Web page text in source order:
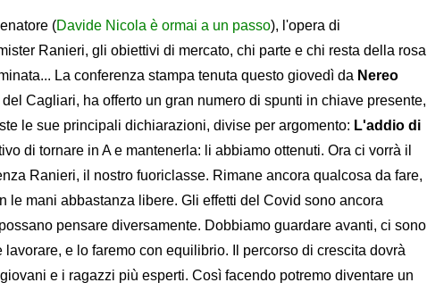
(Davide Nicola è ormai a un passo), l'opera di
Ranieri, gli obiettivi di mercato, chi parte e chi resta della rosa
La conferenza stampa tenuta questo giovedì da Nereo
Cagliari, ha offerto un gran numero di spunti in chiave presente,
le sue principali dichiarazioni, divise per argomento: L'addio di
di tornare in A e mantenerla: li abbiamo ottenuti. Ora ci vorrà il
Ranieri, il nostro fuoriclasse. Rimane ancora qualcosa da fare,
le mani abbastanza libere. Gli effetti del Covid sono ancora
pensare diversamente. Dobbiamo guardare avanti, ci sono
e lo faremo con equilibrio. Il percorso di crescita dovrà
e i ragazzi più esperti. Così facendo potremo diventare un